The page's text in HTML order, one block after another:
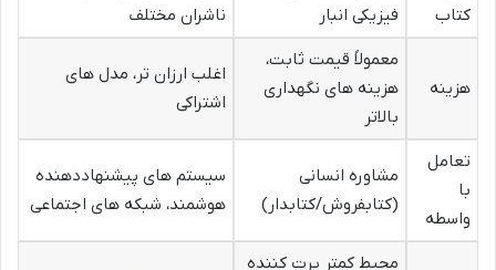
کتاب
فیزیکی انبار
ناشران مختلف
هزینه
معمولاً قیمت ثابت،
هزینه های نگهداری
بالاتر
اغلب ارزان تر، مدل های
اشتراکی
تعامل
با
واسطه
مشاوره انسانی
(کتابفروش/کتابدار)
سیستم های پیشنهاددهنده
هوشمند، شبکه های اجتماعی
محیط کمتر پرت کننده